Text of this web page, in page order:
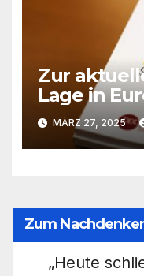
Zur
Lage in
Situation
MÄRZ 27, 2025
Zum
„Heute